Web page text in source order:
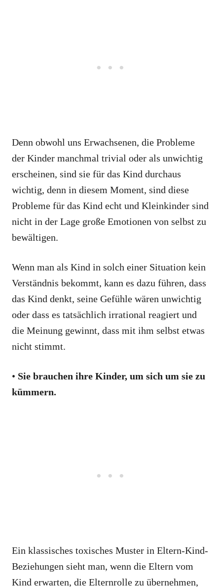
Denn obwohl uns Erwachsenen, die Probleme
der Kinder manchmal trivial oder als unwichtig
erscheinen, sind sie für das Kind durchaus
wichtig, denn in diesem Moment, sind diese
Probleme für das Kind echt und Kleinkinder sind
nicht in der Lage große Emotionen von selbst zu
bewältigen.
Wenn man als Kind in solch einer Situation kein
Verständnis bekommt, kann es dazu führen, dass
das Kind denkt, seine Gefühle wären unwichtig
oder dass es tatsächlich irrational reagiert und
die Meinung gewinnt, dass mit ihm selbst etwas
nicht stimmt.
• Sie brauchen ihre Kinder, um sich um sie zu
kümmern.
Ein klassisches toxisches Muster in Eltern-Kind-
Beziehungen sieht man, wenn die Eltern vom
Kind erwarten, die Elternrolle zu übernehmen,